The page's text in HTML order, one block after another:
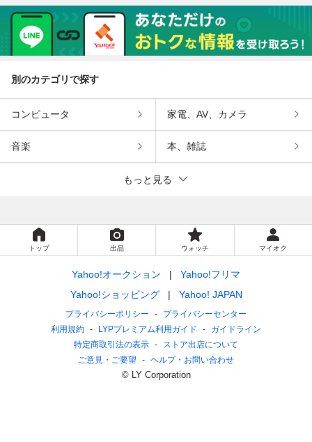
別のカテゴリで探す
コンピュータ 家電、AV、カメラ
音楽 本、雑誌
もっと見る
トップ 出品 ウォッチ マイオク
Yahoo!オークション
Yahoo!フリマ
Yahoo!ショッピング
Yahoo! JAPAN
プライバシーポリシー
プライバシーセンター
利用規約
LYPプレミアム利用ガイド
ガイドライン
特定商取引法の表示
ストア出店について
ご意見・ご要望
ヘルプ・お問い合わせ
© LY Corporation